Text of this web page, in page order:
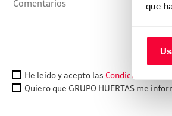
que
He leído y acepto las Condiciones
Quiero que GRUPO HUERTAS me